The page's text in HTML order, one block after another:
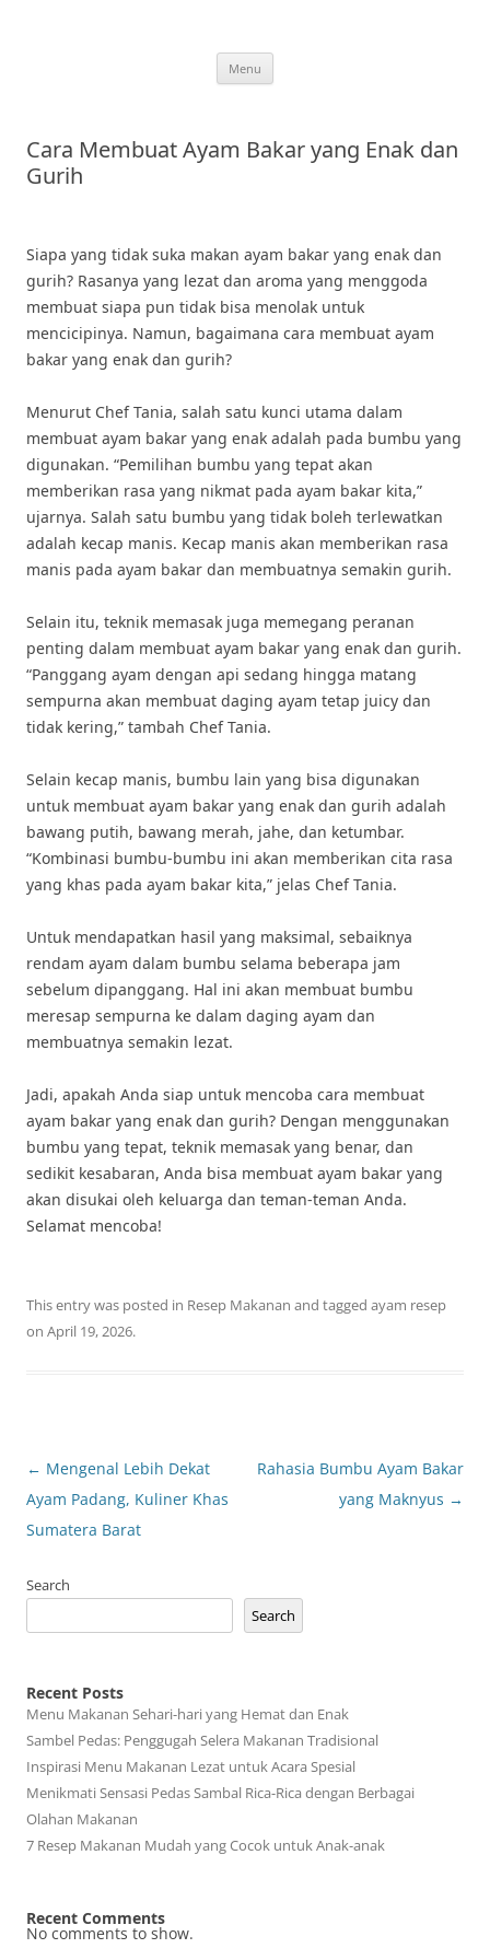
Menu
Cara Membuat Ayam Bakar yang Enak dan
Gurih
Siapa yang tidak suka makan ayam bakar yang enak dan
gurih? Rasanya yang lezat dan aroma yang menggoda
membuat siapa pun tidak bisa menolak untuk
mencicipinya. Namun, bagaimana cara membuat ayam
bakar yang enak dan gurih?
Menurut Chef Tania, salah satu kunci utama dalam
membuat ayam bakar yang enak adalah pada bumbu yang
digunakan. “Pemilihan bumbu yang tepat akan
memberikan rasa yang nikmat pada ayam bakar kita,”
ujarnya. Salah satu bumbu yang tidak boleh terlewatkan
adalah kecap manis. Kecap manis akan memberikan rasa
manis pada ayam bakar dan membuatnya semakin gurih.
Selain itu, teknik memasak juga memegang peranan
penting dalam membuat ayam bakar yang enak dan gurih.
“Panggang ayam dengan api sedang hingga matang
sempurna akan membuat daging ayam tetap juicy dan
tidak kering,” tambah Chef Tania.
Selain kecap manis, bumbu lain yang bisa digunakan
untuk membuat ayam bakar yang enak dan gurih adalah
bawang putih, bawang merah, jahe, dan ketumbar.
“Kombinasi bumbu-bumbu ini akan memberikan cita rasa
yang khas pada ayam bakar kita,” jelas Chef Tania.
Untuk mendapatkan hasil yang maksimal, sebaiknya
rendam ayam dalam bumbu selama beberapa jam
sebelum dipanggang. Hal ini akan membuat bumbu
meresap sempurna ke dalam daging ayam dan
membuatnya semakin lezat.
Jadi, apakah Anda siap untuk mencoba cara membuat
ayam bakar yang enak dan gurih? Dengan menggunakan
bumbu yang tepat, teknik memasak yang benar, dan
sedikit kesabaran, Anda bisa membuat ayam bakar yang
akan disukai oleh keluarga dan teman-teman Anda.
Selamat mencoba!
This entry was posted in Resep Makanan and tagged ayam resep
on April 19, 2026.
Post
navigation
← Mengenal Lebih Dekat
Ayam Padang, Kuliner Khas
Sumatera Barat
Rahasia Bumbu Ayam Bakar
yang Maknyus →
Search
Search
Recent Posts
Menu Makanan Sehari-hari yang Hemat dan Enak
Sambel Pedas: Penggugah Selera Makanan Tradisional
Inspirasi Menu Makanan Lezat untuk Acara Spesial
Menikmati Sensasi Pedas Sambal Rica-Rica dengan Berbagai
Olahan Makanan
7 Resep Makanan Mudah yang Cocok untuk Anak-anak
Recent Comments
No comments to show.